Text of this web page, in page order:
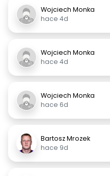
Wojciech Monka
hace 4d
Wojciech Monka
hace 4d
Wojciech Monka
hace 6d
Bartosz Mrozek
hace 9d